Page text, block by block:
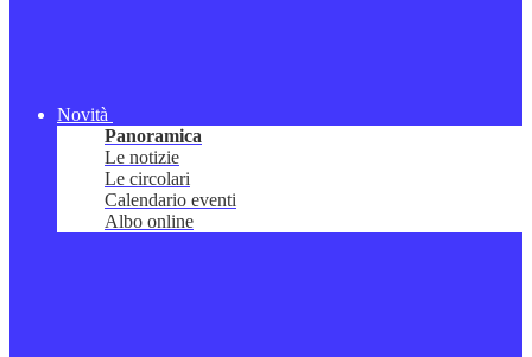
Novità
Panoramica
Le notizie
Le circolari
Calendario eventi
Albo online